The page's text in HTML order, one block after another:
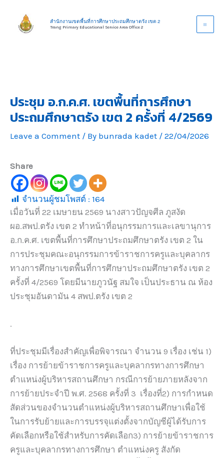
content
สำนักงานเขตพื้นที่การศึกษาประถมศึกษาตรัง เขต 2
Trang Primary Educational Service Area Office 2
ประชุม อ.ก.ค.ศ. เขตพื้นที่การศึกษา
ประถมศึกษาตรัง เขต 2 ครั้งที่ 4/2569
Leave a Comment / By bunrada kadet / 22/04/2026
Share
จำนวนผู้ชมโพสต์ : 164
เมื่อวันที่ 22 เมษายน 2569 นางสาวปัญจศีล ภูสงัด
ผอ.สพป.ตรัง เขต 2 ทำหน้าที่อนุกรรมการและเลขานุการ
อ.ก.ค.ศ. เขตพื้นที่การศึกษาประถมศึกษาตรัง เขต 2 ใน
การประชุมคณะอนุกรรมการข้าราชการครูและบุคลากร
ทางการศึกษาเขตพื้นที่การศึกษาประถมศึกษาตรัง เขต 2
ครั้งที่ 4/2569 โดยมีนายภูวนัฐ สมใจ เป็นประธาน ณ ห้อง
ประชุมอันดามัน 4 สพป.ตรัง เขต 2
.
ที่ประชุมมีเรื่องสำคัญเพื่อพิจารณา จำนวน 9 เรื่อง เช่น 1)
เรื่อง การย้ายข้าราชการครูและบุคลากรทางการศึกษา
ตำแหน่งผู้บริหารสถานศึกษา กรณีการย้ายภายหลังจาก
การย้ายประจำปี พ.ศ. 2568 ครั้งที่ 3 เรื่องที่2) การกำหนด
สัดส่วนของจำนวนตำแหน่งผู้บริหารสถานศึกษาเพื่อใช้
ในการรับย้ายและการบรรจุแต่งตั้งจากบัญชีผู้ได้รับการ
คัดเลือกหรือใช้สำหรับการคัดเลือก3) การย้ายข้าราชการ
ครูและบุคลากรทางการศึกษา ตำแหน่งครู สังกัด